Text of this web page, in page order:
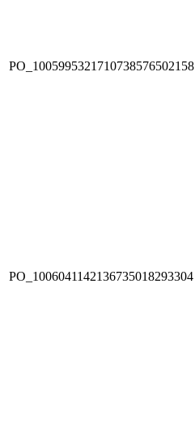
PO_1005995321710738576502158
PO_1006041142136735018293304